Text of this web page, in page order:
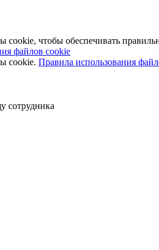
чтобы обеспечивать
файлов cookie
cookie. Правила использования
сотрудника